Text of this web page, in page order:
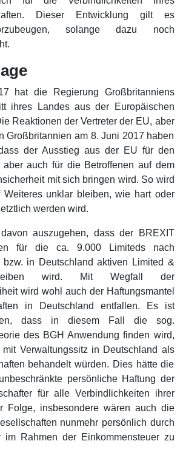
Dieser Entwicklung gilt es
solange dazu noch
hat die Regierung Großbritanniens
ihres Landes aus der Europäischen
Reaktionen der Vertreter der EU, aber
Großbritannien am 8. Juni 2017 haben
der Ausstieg aus der EU für den
aber auch für die Betroffenen auf dem
mit sich bringen wird. So wird
unklar bleiben, wie hart oder
werden wird.
auszugehen, dass der BREXIT
für die ca. 9.000 Limiteds nach
bzw. in Deutschland aktiven Limited &
wird. Mit Wegfall der
wird wohl auch der Haftungsmantel
in Deutschland entfallen. Es ist
dass in diesem Fall die sog.
des BGH Anwendung finden wird,
Verwaltungssitz in Deutschland als
behandelt würden. Dies hätte die
persönliche Haftung der
für alle Verbindlichkeiten ihrer
Folge, insbesondere wären auch die
nunmehr persönlich durch
im Rahmen der Einkommensteuer zu